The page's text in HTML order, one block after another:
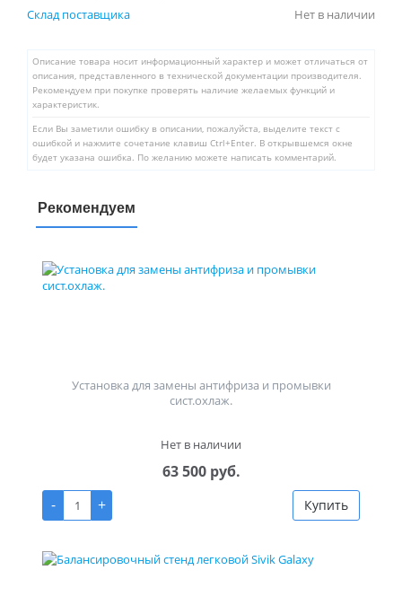
Склад поставщика Нет в наличии
Описание товара носит информационный характер и может отличаться от
описания, представленного в технической документации производителя.
Рекомендуем при покупке проверять наличие желаемых функций и
характеристик.
Если Вы заметили ошибку в описании, пожалуйста, выделите текст с
ошибкой и нажмите сочетание клавиш Ctrl+Enter. В открывшемся окне
будет указана ошибка. По желанию можете написать комментарий.
Рекомендуем
Установка для замены антифриза и промывки
сист.охлаж.
Нет в наличии
63 500 руб.
-
+ Купить